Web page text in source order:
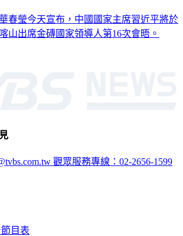
春瑩今天宣布，中國國家主席習近平將於
山出席金磚國家領導人第16次會晤。
觀眾服務專線：02-2656-1599
目表